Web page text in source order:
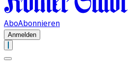
AboAbonnieren
Anmelden